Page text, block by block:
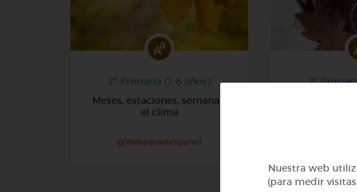
2º Primaria (7-8 años)
Meses, estaciones, semana y
el clima
@Webparaelespanol
2º
Nuestra web
(para medir